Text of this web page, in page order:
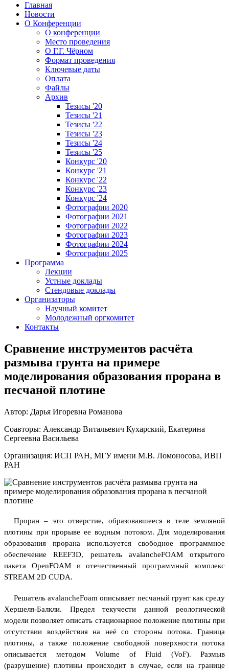
Главная
Новости
О Конференции
О конференции
Место проведения
О Г.Г. Чёрном
Формат проведения
Ключевые даты
Оплата
Файлы
Архив
Тезисы '20
Тезисы '21
Тезисы '22
Тезисы '23
Тезисы '24
Тезисы '25
Конкурс '20
Конкурс '21
Конкурс '22
Конкурс '23
Конкурс '24
Фотографии 2020
Фотографии 2021
Фотографии 2022
Фотографии 2023
Фотографии 2024
Фотографии 2025
Программа
Лекции
Устные доклады
Стендовые доклады
Организаторы
Научный комитет
Молодежный оргкомитет
Контакты
Сравнение инструментов расчёта
размыва грунта на примере
моделирования образования прорана в
песчаной плотине
Автор: Дарья Игоревна Романова
Соавторы: Александр Витальевич Кухарский, Екатерина
Сергеевна Васильева
Организация: ИСП РАН, МГУ имени М.В. Ломоносова, ИВП
РАН
Проран – это отверстие, образовавшееся в теле земляной
плотины при прорыве ее водным потоком. Для моделирования
образования прорана используется свободное программное
обеспечение REEF3D, решатель avalancheFOAM открытого
пакета OpenFOAM и отечественный программный комплекс
STREAM 2D CUDA.
Решатель avalancheFoam описывает песчаный грунт как среду
Хершеля-Балкли. Предел текучести данной реологической
модели позволяет описать стационарное положение плотины при
отсутствии воздействия на неё со стороны потока. Граница
плотины, а также положение свободной поверхности потока
описывается методом Volume of Fluid (VoF). Размыв
(разрушение) плотины происходит в случае, если на границе